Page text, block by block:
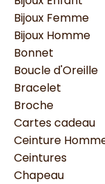
Bijoux Femme
Bijoux Homme
Bonnet
Boucle d'Oreille
Bracelet
Broche
Cartes cadeau
Ceinture
Ceintures
Chapeau